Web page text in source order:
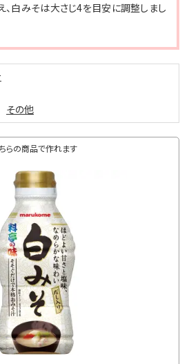
、白みそは大さじ4を目安に調整しまし
その他
らの商品で作れます